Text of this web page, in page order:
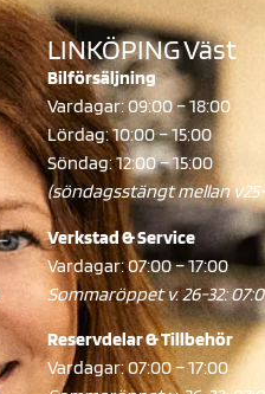
LINKÖPING Väst
Bilförsäljning
Vardagar: 09:00 – 18:00
Lördag: 10:00 – 15:00
Söndag: 12:00 – 15:00
(söndagsstängt mellan
Verkstad & Service
Vardagar: 07:00 – 17:00
Sommaröppet v. 26-32:
Reservdelar & Tillbehör
Vardagar: 07:00 – 17:00